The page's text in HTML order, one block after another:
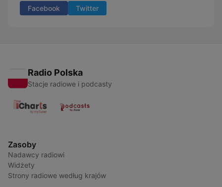
Facebook Twitter
Radio Polska
Stacje radiowe i podcasty
Zasoby
Nadawcy radiowi
Widżety
Strony radiowe według krajów